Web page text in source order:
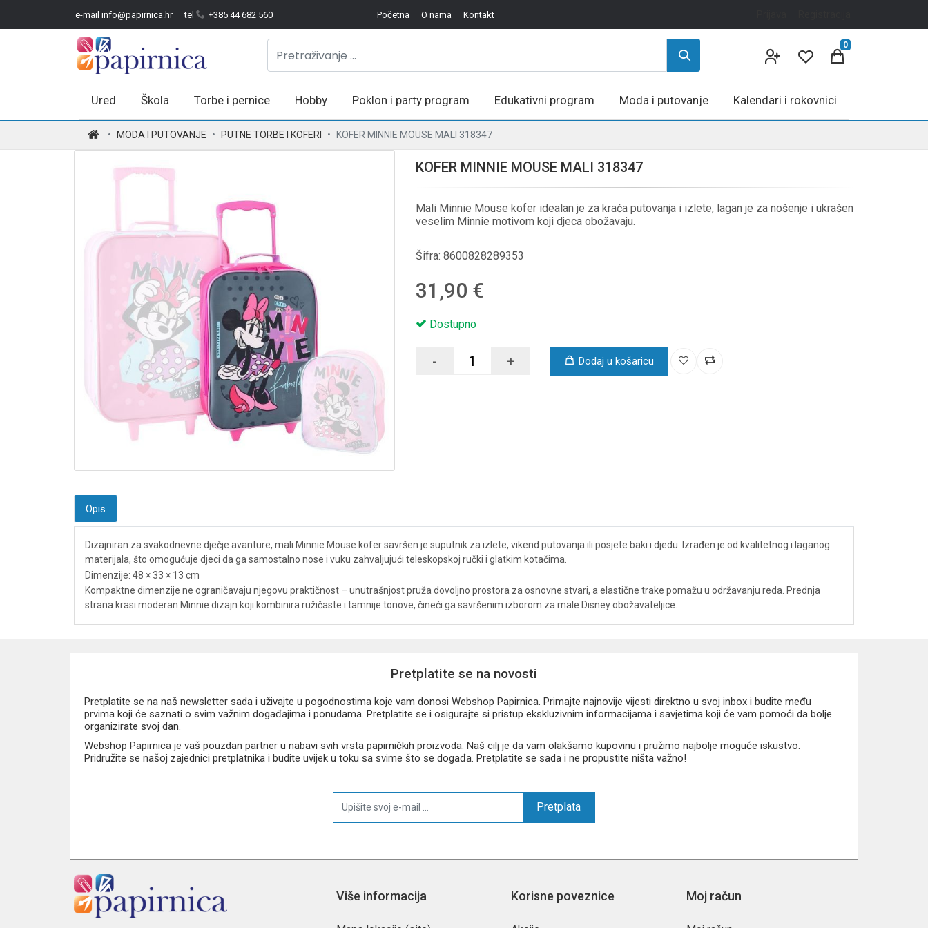
e-mail info@papirnica.hr tel +385 44 682 560 Početna O nama Kontakt
0
Ured Škola Torbe i pernice Hobby Poklon i party program Edukativni program Moda i putovanje Kalendari i rokovnici
MODA I PUTOVANJE PUTNE TORBE I KOFERI KOFER MINNIE MOUSE MALI 318347
KOFER MINNIE MOUSE MALI 318347
Mali Minnie Mouse kofer idealan je za kraća putovanja i izlete, lagan je za nošenje i ukrašen
veselim Minnie motivom koji djeca obožavaju.
Šifra: 8600828289353
31,90 €
Dostupno
- + Dodaj u košaricu
Opis
Dizajniran za svakodnevne dječje avanture, mali Minnie Mouse kofer savršen je suputnik za izlete, vikend putovanja ili posjete baki i djedu. Izrađen je od kvalitetnog i laganog
materijala, što omogućuje djeci da ga samostalno nose i vuku zahvaljujući teleskopskoj ručki i glatkim kotačima.
Dimenzije: 48 × 33 × 13 cm
Kompaktne dimenzije ne ograničavaju njegovu praktičnost – unutrašnjost pruža dovoljno prostora za osnovne stvari, a elastične trake pomažu u održavanju reda. Prednja
strana krasi moderan Minnie dizajn koji kombinira ružičaste i tamnije tonove, čineći ga savršenim izborom za male Disney obožavateljice.
Pretplatite se na novosti
Pretplatite se na naš newsletter sada i uživajte u pogodnostima koje vam donosi Webshop Papirnica. Primajte najnovije vijesti direktno u svoj inbox i budite među
prvima koji će saznati o svim važnim događajima i ponudama. Pretplatite se i osigurajte si pristup ekskluzivnim informacijama i savjetima koji će vam pomoći da bolje
organizirate svoj dan.
Webshop Papirnica je vaš pouzdan partner u nabavi svih vrsta papirničkih proizvoda. Naš cilj je da vam olakšamo kupovinu i pružimo najbolje moguće iskustvo.
Pridružite se našoj zajednici pretplatnika i budite uvijek u toku sa svime što se događa. Pretplatite se sada i ne propustite ništa važno!
Pretplata
Više informacija Korisne poveznice Moj račun